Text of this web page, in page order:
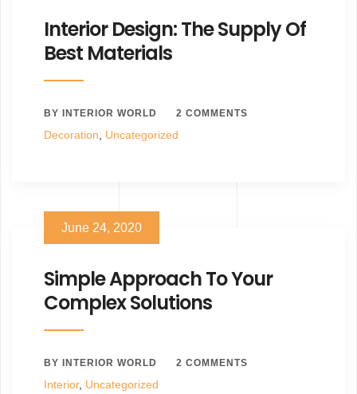
Interior Design: The Supply Of
Best Materials
BY INTERIOR WORLD 2 COMMENTS
Decoration Uncategorized
June 24, 2020
Simple Approach To Your
Complex Solutions
BY INTERIOR WORLD 2 COMMENTS
Interior, Uncategorized